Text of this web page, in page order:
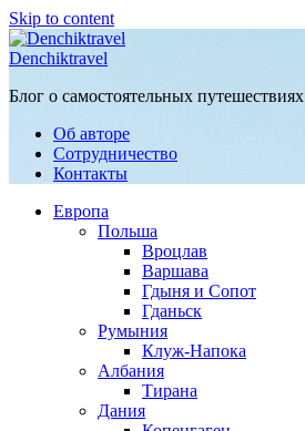
Skip to content
Denchiktravel
Блог о самостоятельных путешествиях
Об авторе
Сотрудничество
Контакты
Европа
Польша
Вроцлав
Варшава
Гдыня и Сопот
Гданьск
Румыния
Клуж-Напока
Албания
Тирана
Дания